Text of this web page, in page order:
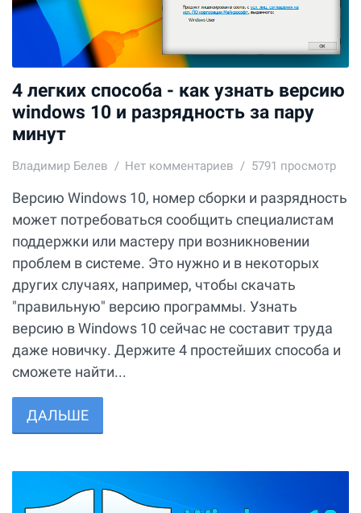
4 легких способа - как узнать версию
windows 10 и разрядность за пару
минут
Владимир Белев Нет комментариев 5791 просмотр
Версию Windows 10, номер сборки и разрядность
может потребоваться сообщить специалистам
поддержки или мастеру при возникновении
проблем в системе. Это нужно и в некоторых
других случаях, например, чтобы скачать
"правильную" версию программы. Узнать
версию в Windows 10 сейчас не составит труда
даже новичку. Держите 4 простейших способа и
сможете найти...
ДАЛЬШЕ